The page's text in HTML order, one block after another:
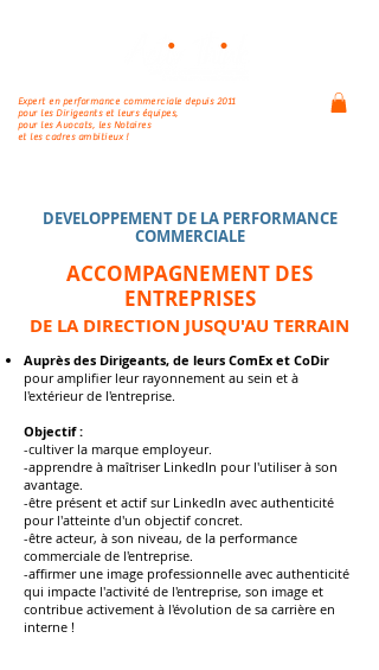
Expert en performance commerciale depuis 2011
pour les Dirigeants et leurs équipes,
pour les Avocats, les Notaires
et les cadres ambitieux !
DEVELOPPEMENT DE LA PERFORMANCE
COMMERCIALE
ACCOMPAGNEMENT DES
ENTREPRISES
DE LA DIRECTION JUSQU'AU TERRAIN
Auprès des Dirigeants, de leurs ComEx et CoDir
pour amplifier leur rayonnement au sein et à
l'extérieur de l'entreprise.
Objectif :
-cultiver la marque employeur.
-apprendre à maîtriser LinkedIn pour l'utiliser à son
avantage.
-être présent et actif sur LinkedIn avec authenticité
pour l'atteinte d'un objectif concret.
-être acteur, à son niveau, de la performance
commerciale de l'entreprise.
-affirmer une image professionnelle avec authenticité
qui impacte l'activité de l'entreprise, son image et
contribue activement à l'évolution de sa carrière en
interne !